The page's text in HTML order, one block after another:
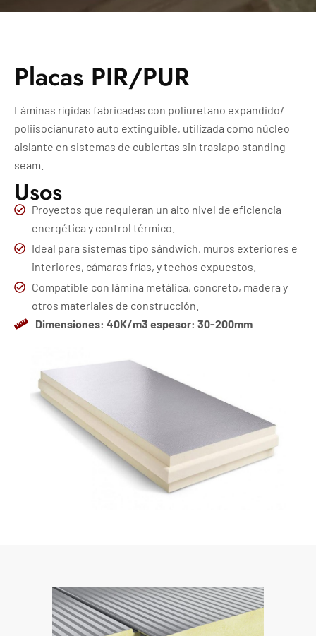
Placas PIR/PUR
Láminas rígidas fabricadas con poliuretano expandido/
poliisocianurato auto extinguible, utilizada como núcleo
aislante en sistemas de cubiertas sin traslapo standing
seam.
Usos
Proyectos que requieran un alto nivel de eficiencia
energética y control térmico.
Ideal para sistemas tipo sándwich, muros exteriores e
interiores, cámaras frías, y techos expuestos.
Compatible con lámina metálica, concreto, madera y
otros materiales de construcción.
Dimensiones: 40K/m3 espesor: 30-200mm